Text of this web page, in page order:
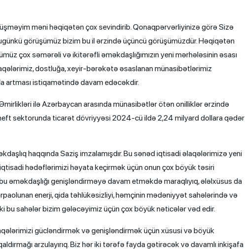
məni həqiqətən çox sevindirib. Qonaqpərvərliyinizə görə Sizə
görüşümüz bizim bu il ərzində üçüncü görüşümüzdür. Həqiqətən
çox səmərəli və ikitərəfli əməkdaşlığımızın yeni mərhələsinin əsası
dostluğa, xeyir-bərəkətə əsaslanan münasibətlərimiz
artması istiqamətində davam edəcəkdir.
ilə Azərbaycan arasında münasibətlər ötən onilliklər ərzində
sektorunda ticarət dövriyyəsi 2024-cü ildə 2,24 milyard dollara qədər
haqqında Saziş imzalamışdır. Bu sənəd iqtisadi əlaqələrimizə yeni
hədəflərimizi həyata keçirmək üçün onun çox böyük təsiri
əməkdaşlığı genişləndirməyə davam etməkdə maraqlıyıq, ələlxüsus da
enerji, qida təhlükəsizliyi, həmçinin mədəniyyət sahələrində və
bu sahələr bizim gələcəyimiz üçün çox böyük nəticələr vəd edir.
gücləndirmək və genişləndirmək üçün xüsusi və böyük
arzulayırıq. Biz hər iki tərəfə fayda gətirəcək və davamlı inkişafa